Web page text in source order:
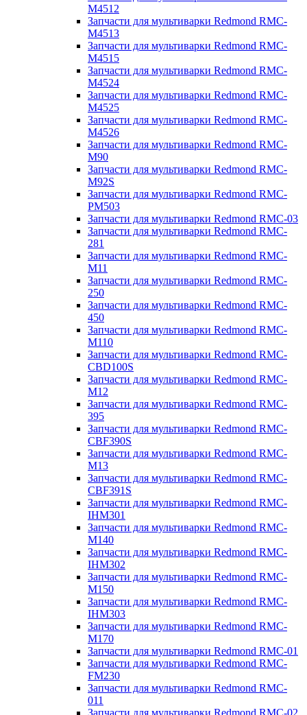
M4512
Запчасти для мультиварки Redmond RMC-
M4513
Запчасти для мультиварки Redmond RMC-
M4515
Запчасти для мультиварки Redmond RMC-
M4524
Запчасти для мультиварки Redmond RMC-
M4525
Запчасти для мультиварки Redmond RMC-
M4526
Запчасти для мультиварки Redmond RMC-
M90
Запчасти для мультиварки Redmond RMC-
M92S
Запчасти для мультиварки Redmond RMC-
PM503
Запчасти для мультиварки Redmond RMC-03
Запчасти для мультиварки Redmond RMC-
281
Запчасти для мультиварки Redmond RMC-
M11
Запчасти для мультиварки Redmond RMC-
250
Запчасти для мультиварки Redmond RMC-
450
Запчасти для мультиварки Redmond RMC-
M110
Запчасти для мультиварки Redmond RMC-
CBD100S
Запчасти для мультиварки Redmond RMC-
M12
Запчасти для мультиварки Redmond RMC-
395
Запчасти для мультиварки Redmond RMC-
CBF390S
Запчасти для мультиварки Redmond RMC-
M13
Запчасти для мультиварки Redmond RMC-
CBF391S
Запчасти для мультиварки Redmond RMC-
IHM301
Запчасти для мультиварки Redmond RMC-
M140
Запчасти для мультиварки Redmond RMC-
IHM302
Запчасти для мультиварки Redmond RMC-
M150
Запчасти для мультиварки Redmond RMC-
IHM303
Запчасти для мультиварки Redmond RMC-
M170
Запчасти для мультиварки Redmond RMC-01
Запчасти для мультиварки Redmond RMC-
FM230
Запчасти для мультиварки Redmond RMC-
011
Запчасти для мультиварки Redmond RMC-02